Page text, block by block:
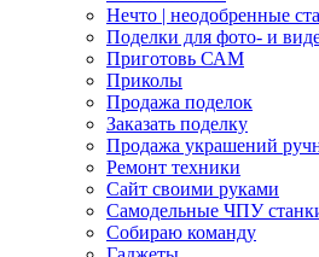
Нечто | неодобренные
Поделки для фото- и
Приготовь САМ
Приколы
Продажа поделок
Заказать поделку
Продажа украшений
Ремонт техники
Сайт своими руками
Самодельные ЧПУ
Собираю команду